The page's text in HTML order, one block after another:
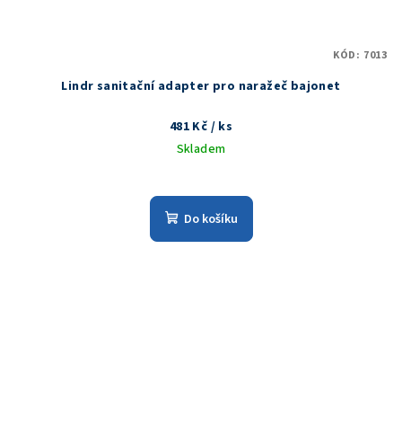
Lindr sanitační adapter pro naražeč bajonet
481 Kč / ks
Skladem
Do košíku
KÓD: 7013